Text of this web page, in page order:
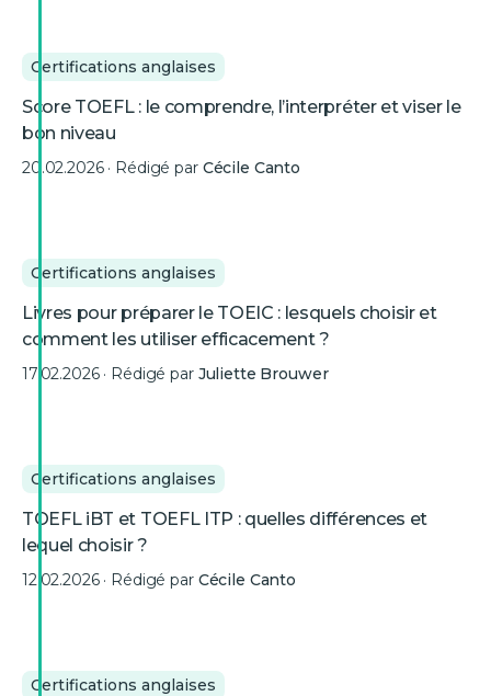
Certifications anglaises
Score TOEFL : le comprendre, l’interpréter et viser le
bon niveau
20.02.2026· Rédigé par Cécile Canto
Certifications anglaises
Livres pour préparer le TOEIC : lesquels choisir et
comment les utiliser efficacement ?
17.02.2026· Rédigé par Juliette Brouwer
Certifications anglaises
TOEFL iBT et TOEFL ITP : quelles différences et
lequel choisir ?
12.02.2026· Rédigé par Cécile Canto
Certifications anglaises